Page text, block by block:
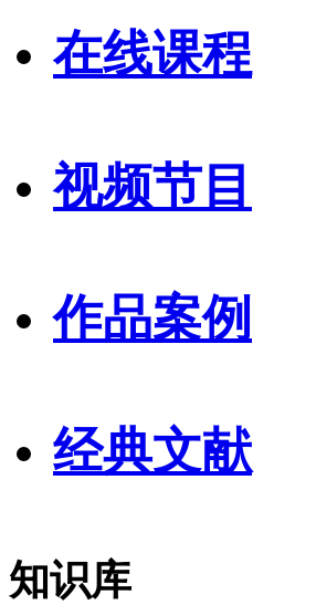
在线课程
视频节目
作品案例
经典文献
知识库